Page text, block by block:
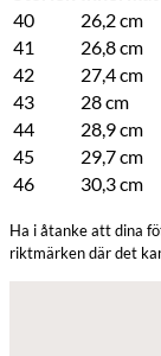
40
26,2 cm
41
26,8 cm
42
27,4 cm
43
28 cm
44
28,9 cm
45
29,7 cm
46
30,3 cm
Ha i åtanke att dina
riktmärken där det